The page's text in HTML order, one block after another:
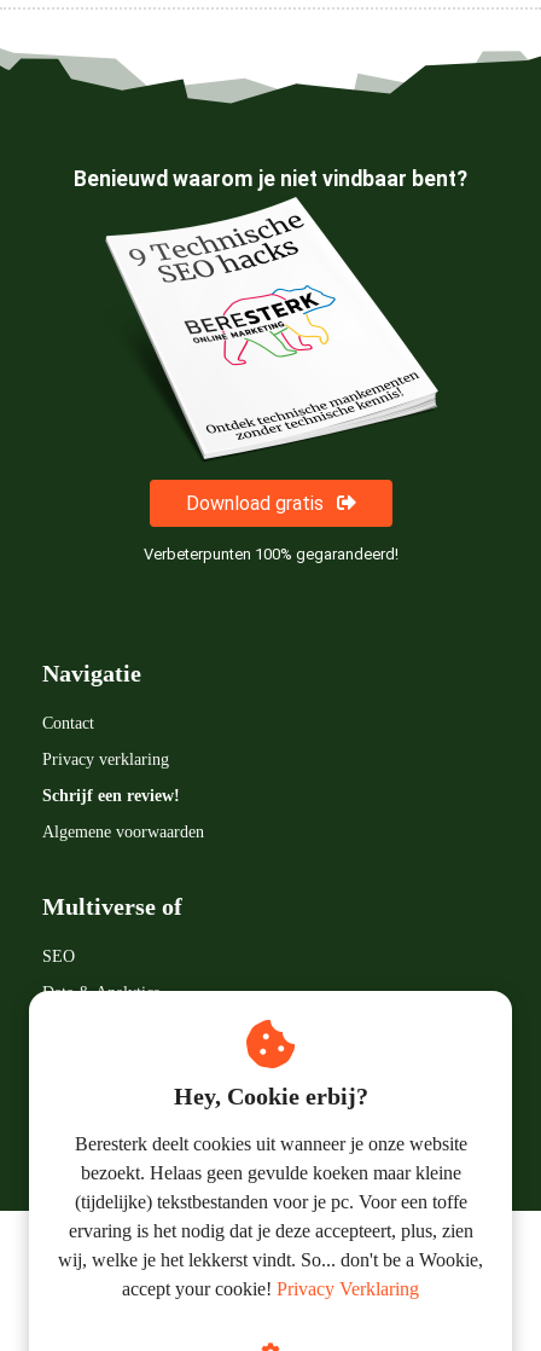
Benieuwd waarom je niet vindbaar bent?
Download gratis
Verbeterpunten 100% gegarandeerd!
Navigatie
Contact
Privacy verklaring
Schrijf een review!
Algemene voorwaarden
Multiverse of
SEO
Data & Analytics
© 2019 - 2023 Beresterk Online Marketing
Hey, Cookie erbij?
Beresterk deelt cookies uit wanneer je onze website
bezoekt. Helaas geen gevulde koeken maar kleine
(tijdelijke) tekstbestanden voor je pc. Voor een toffe
ervaring is het nodig dat je deze accepteert, plus, zien
wij, welke je het lekkerst vindt. So... don't be a Wookie,
accept your cookie! Privacy Verklaring